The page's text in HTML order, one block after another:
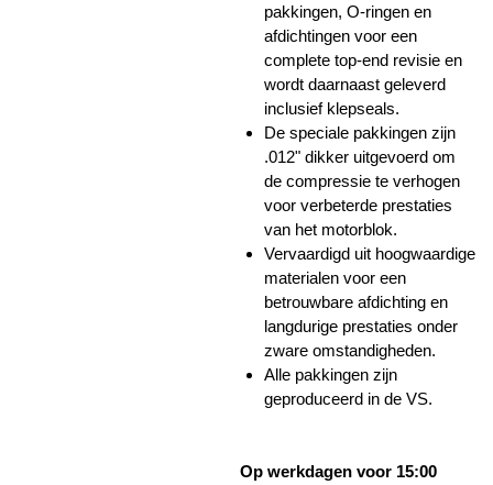
pakkingen, O-ringen en
afdichtingen voor een
complete top-end revisie en
wordt daarnaast geleverd
inclusief klepseals.
De speciale pakkingen zijn
.012" dikker uitgevoerd om
de compressie te verhogen
voor verbeterde prestaties
van het motorblok.
Vervaardigd uit hoogwaardige
materialen voor een
betrouwbare afdichting en
langdurige prestaties onder
zware omstandigheden.
Alle pakkingen zijn
geproduceerd in de VS.
Op werkdagen voor 15:00